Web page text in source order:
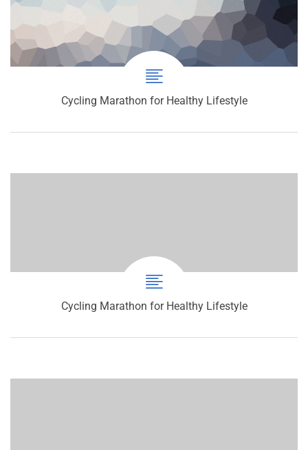
Cycling Marathon for Healthy Lifestyle
Cycling Marathon for Healthy Lifestyle